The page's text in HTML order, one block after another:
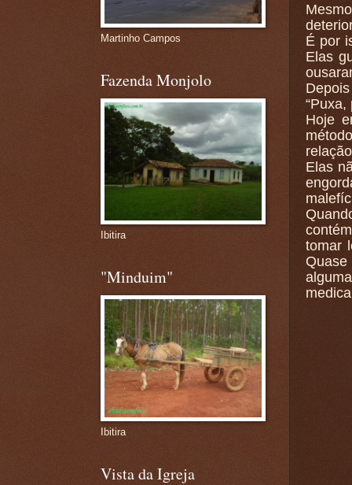
É por
Elas
Hoje
Elas
tomar
Martinho Campos
Fazenda Monjolo
Ibitira
"Minduim"
Ibitira
Vista da Igreja